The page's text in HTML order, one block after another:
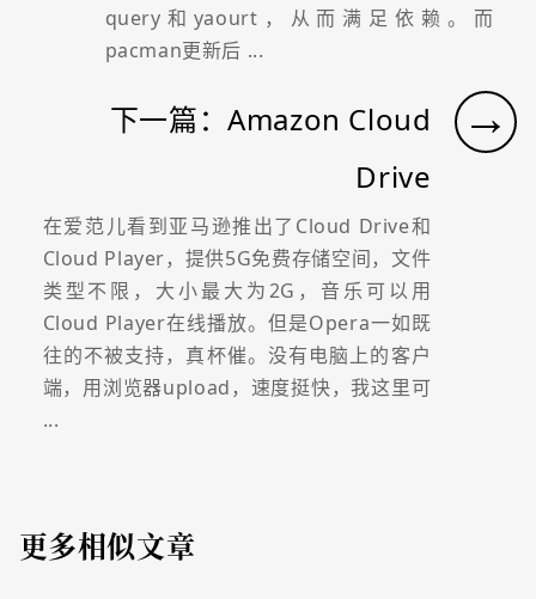
query和yaourt，从而满足依赖。而
pacman更新后 ...
→
下一篇：Amazon Cloud
Drive
在爱范儿看到亚马逊推出了Cloud Drive和
Cloud Player，提供5G免费存储空间，文件
类型不限，大小最大为2G，音乐可以用
Cloud Player在线播放。但是Opera一如既
往的不被支持，真杯催。没有电脑上的客户
端，用浏览器upload，速度挺快，我这里可
...
更多相似文章